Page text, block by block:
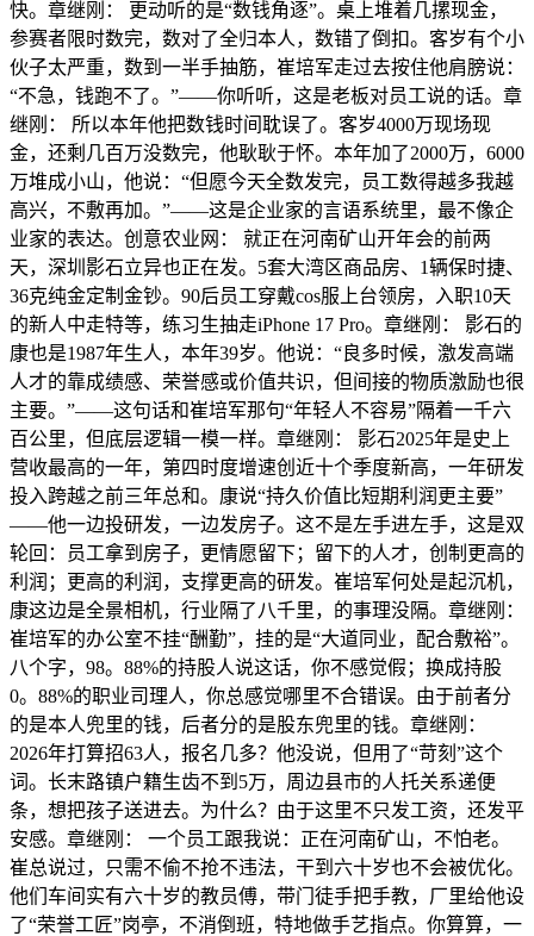
快。章继刚： 更动听的是“数钱角逐”。桌上堆着几摞现金，
参赛者限时数完，数对了全归本人，数错了倒扣。客岁有个小
伙子太严重，数到一半手抽筋，崔培军走过去按住他肩膀说：
“不急，钱跑不了。”——你听听，这是老板对员工说的话。章
继刚： 所以本年他把数钱时间耽误了。客岁4000万现场现
金，还剩几百万没数完，他耿耿于怀。本年加了2000万，6000
万堆成小山，他说：“但愿今天全数发完，员工数得越多我越
高兴，不敷再加。”——这是企业家的言语系统里，最不像企
业家的表达。创意农业网： 就正在河南矿山开年会的前两
天，深圳影石立异也正在发。5套大湾区商品房、1辆保时捷、
36克纯金定制金钞。90后员工穿戴cos服上台领房，入职10天
的新人中走特等，练习生抽走iPhone 17 Pro。章继刚： 影石的
康也是1987年生人，本年39岁。他说：“良多时候，激发高端
人才的靠成绩感、荣誉感或价值共识，但间接的物质激励也很
主要。”——这句话和崔培军那句“年轻人不容易”隔着一千六
百公里，但底层逻辑一模一样。章继刚： 影石2025年是史上
营收最高的一年，第四时度增速创近十个季度新高，一年研发
投入跨越之前三年总和。康说“持久价值比短期利润更主要”
——他一边投研发，一边发房子。这不是左手进左手，这是双
轮回：员工拿到房子，更情愿留下；留下的人才，创制更高的
利润；更高的利润，支撑更高的研发。崔培军何处是起沉机，
康这边是全景相机，行业隔了八千里，的事理没隔。章继刚：
崔培军的办公室不挂“酬勤”，挂的是“大道同业，配合敷裕”。
八个字，98。88%的持股人说这话，你不感觉假；换成持股
0。88%的职业司理人，你总感觉哪里不合错误。由于前者分
的是本人兜里的钱，后者分的是股东兜里的钱。章继刚：
2026年打算招63人，报名几多？他没说，但用了“苛刻”这个
词。长末路镇户籍生齿不到5万，周边县市的人托关系递便
条，想把孩子送进去。为什么？由于这里不只发工资，还发平
安感。章继刚： 一个员工跟我说：正在河南矿山，不怕老。
崔总说过，只需不偷不抢不违法，干到六十岁也不会被优化。
他们车间实有六十岁的教员傅，带门徒手把手教，厂里给他设
了“荣誉工匠”岗亭，不消倒班，特地做手艺指点。你算算，一